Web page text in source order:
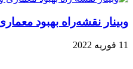
وبینار نقشه‌راه بهبود
11 فوریه 2022